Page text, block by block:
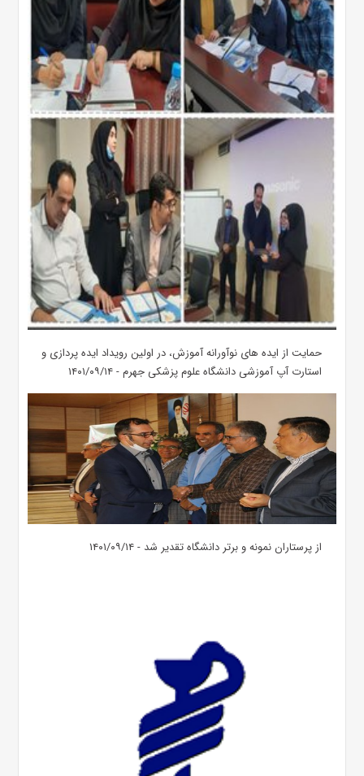
حمایت از ایده های نوآورانه آموزش، در اولین رویداد ایده پردازی و
استارت آپ آموزشی دانشگاه علوم پزشکی جهرم - ۱۴۰۱/۰۹/۱۴
از پرستاران نمونه و برتر دانشگاه تقدیر شد - ۱۴۰۱/۰۹/۱۴